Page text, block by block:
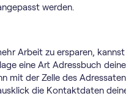
werden.
Arbeit zu ersparen,
eine Art Adressbuch
mit der Zelle des
die Kontaktdaten